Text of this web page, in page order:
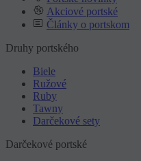
Akciové portské
Články o portskom
Druhy portského
Biele
Ružové
Ruby
Tawny
Darčekové sety
Darčekové portské